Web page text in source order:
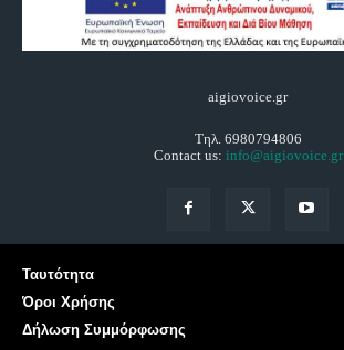
aigiovoice.gr
Τηλ. 6980794806
Contact us: info@aigiovoice.gr
Ταυτότητα
Όροι Χρήσης
Δήλωση Συμμόρφωσης